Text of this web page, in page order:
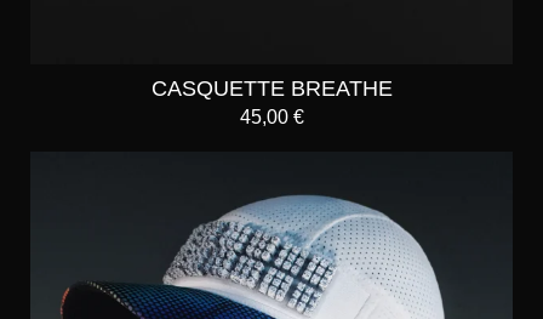
CASQUETTE BREATHE
45,00 €